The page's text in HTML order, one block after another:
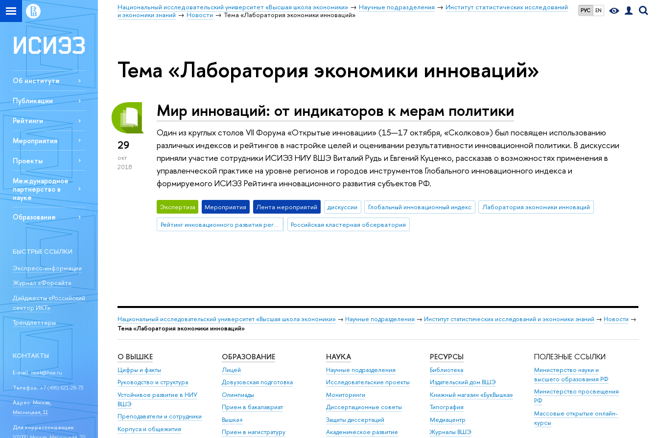
РУС EN
Национальный исследовательский университет «Высшая школа экономики» Научные подразделения
Институт статистических исследований
и экономики знаний
Новости Тема «Лаборатория экономики инноваций»
Об институте
Публикации
Рейтинги
Мероприятия
Проекты
Международное
партнерство в
науке
Образование
БЫСТРЫЕ ССЫЛКИ
Экспресс-информации
Журнал «Форсайт»
Дайджесты «Российский
сектор ИКТ»
Трендлеттеры
КОНТАКТЫ
E-mail:issek@hse.ru
Телефон:+7 (495) 621-28-73
Адрес: Москва,
Мясницкая, 11
Для корреспонденции:
Тема «Лаборатория экономики инноваций»
29
окт
2018
Мир инноваций: от индикаторов к мерам политики
Один из круглых столов VII Форума «Открытые инновации» (15—17 октября, «Сколково») был посвящен использованию
различных индексов и рейтингов в настройке целей и оценивании результативности инновационной политики. В дискуссии
приняли участие сотрудники ИСИЭЗ НИУ ВШЭ Виталий Рудь и Евгений Куценко, рассказав о возможностях применения в
управленческой практике на уровне регионов и городов инструментов Глобального инновационного индекса и
формируемого ИСИЭЗ Рейтинга инновационного развития субъектов РФ.
Экспертиза Мероприятия Лента мероприятий дискуссии Глобальный инновационный индекс
Лаборатория экономики инноваций
Рейтинг инновационного развития регионов
Российская кластерная обсерватория
Национальный исследовательский университет «Высшая школа экономики» → Научные подразделения → Институт статистических исследований и экономики знаний → Новости →
Тема «Лаборатория экономики инноваций»
О ВЫШКЕ
Цифры и факты
Руководство и структура
Устойчивое развитие в НИУ
ВШЭ
Преподаватели и сотрудники
Корпуса и общежития
ОБРАЗОВАНИЕ
Лицей
Довузовская подготовка
Олимпиады
Прием в бакалавриат
Вышка+
Прием в магистратуру
НАУКА
Научные подразделения
Исследовательские проекты
Мониторинги
Диссертационные советы
Защиты диссертаций
Академическое развитие
РЕСУРСЫ
Библиотека
Издательский дом ВШЭ
Книжный магазин «БукВышка»
Типография
Медиацентр
Журналы ВШЭ
ПОЛЕЗНЫЕ ССЫЛКИ
Министерство науки и
высшего образования РФ
Министерство просвещения
РФ
Массовые открытые онлайн-
курсы